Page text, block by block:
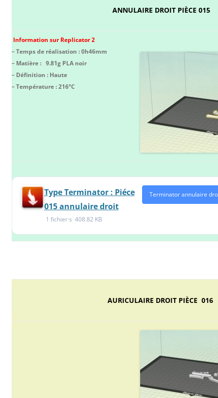
ANNULAIRE DROIT PIÈCE 015
Information sur Replicator 2
– Temps de réalisation : 0h46mm
– Matière : 9.81g PLA noir
– Définition : Haute
– Température : 216°C
Type Terminator : Piéce
015 annulaire droit
1 fichier·s 408.82 KB
Terminator annulaire
AURICULAIRE DROIT PIÈCE 016